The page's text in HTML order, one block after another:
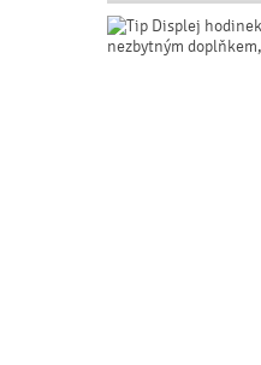
Displej
nezbytným